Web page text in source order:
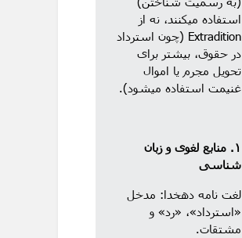
استفاده میکنند، نه از
Extradition (چون استرداد
در حقوق، بیشتر برای
تحویل مجرم یا اموال
غنیمت استفاده میشود).
۱. منابع لغوی و زبان
شناسی
لغت نامه دهخدا: مدخل
«استرداد»، «رد» و
مشتقات.